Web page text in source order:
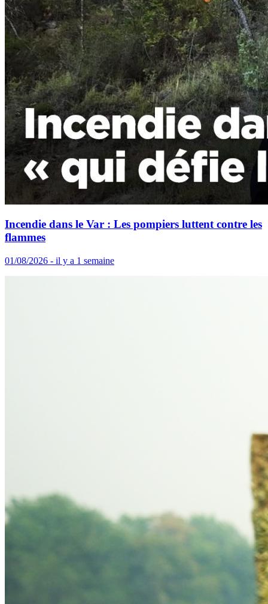
Incendie dans le Var : Les pompiers luttent contre les
flammes
01/08/2026 - il y a 1 semaine